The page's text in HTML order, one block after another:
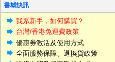
書城快訊
我系新手，如何購買？
台灣/香港免運費政策
優惠券激活及使用方式
全面服務保障、退換貨政策